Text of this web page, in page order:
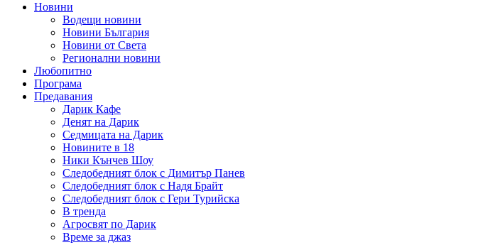
Новини
Водещи новини
Новини България
Новини от Света
Регионални новини
Любопитно
Програма
Предавания
Дарик Кафе
Денят на Дарик
Седмицата на Дарик
Новините в 18
Ники Кънчев Шоу
Следобедният блок с Димитър Панев
Следобедният блок с Надя Брайт
Следобедният блок с Гери Турийска
В тренда
Агросвят по Дарик
Време за джаз